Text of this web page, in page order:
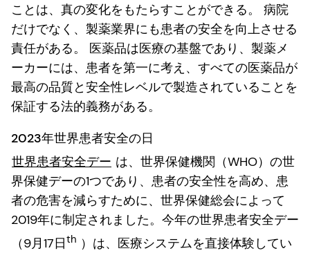
ことは、真の変化をもたらすことができる。 病院
だけでなく、製薬業界にも患者の安全を向上させる
責任がある。 医薬品は医療の基盤であり、製薬メ
ーカーには、患者を第一に考え、すべての医薬品が
最高の品質と安全性レベルで製造されていることを
保証する法的義務がある。
2023年世界患者安全の日
世界患者安全デー は、世界保健機関（WHO）の世
界保健デーの1つであり、患者の安全性を高め、患
者の危害を減らすために、世界保健総会によって
2019年に制定されました。今年の世界患者安全デー
（9月17日th ）は、医療システムを直接体験してい